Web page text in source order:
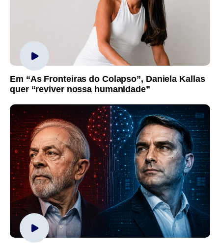
Em “As Fronteiras do Colapso”, Daniela Kallas
quer “reviver nossa humanidade”